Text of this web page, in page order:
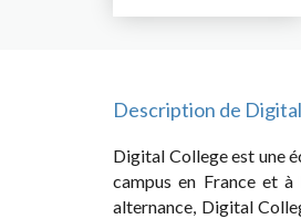
Description de
Digital College est une
campus en France et
alternance, Digital